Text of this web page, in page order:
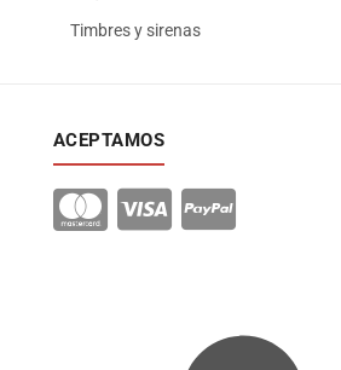
Timbres y sirenas
ACEPTAMOS